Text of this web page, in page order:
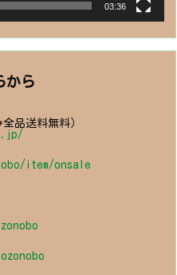
03:36
から
品送料無料）
item/onsale